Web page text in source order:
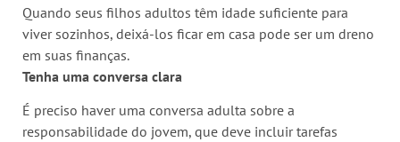
Quando seus filhos adultos têm idade suficiente para
viver sozinhos, deixá-los ficar em casa pode ser um dreno
em suas finanças.
Tenha uma conversa clara
É preciso haver uma conversa adulta sobre a
responsabilidade do jovem, que deve incluir tarefas